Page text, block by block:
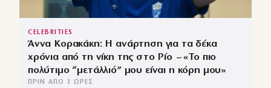
CELEBRITIES
Άννα Κορακάκη: Η ανάρτηση για τα δέκα
χρόνια από τη νίκη της στο Ρίο – «Το πιο
πολύτιμο “μετάλλιό” μου είναι η κόρη μου»
ΠΡΙΝ ΑΠΌ 3 ΏΡΕΣ